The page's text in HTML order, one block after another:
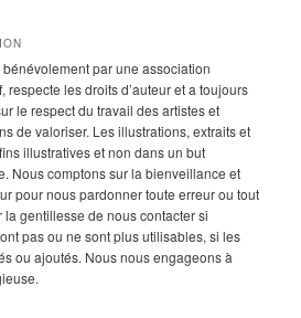
par une association
respecte les droits d’auteur et a toujours
le respect du travail des artistes et
de valoriser. Les illustrations, extraits et
illustratives et non dans un but
Nous comptons sur la bienveillance et
pour nous pardonner toute erreur ou tout
gentillesse de nous contacter si
pas ou ne sont plus utilisables, si les
ou ajoutés. Nous nous engageons à